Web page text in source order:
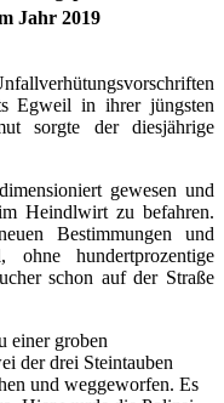
Jahr 2019
Egweil in ihrer jüngsten
sorgte der diesjährige
gewesen und
Heindlwirt zu befahren.
Bestimmungen und
hundertprozentige
schon auf der Straße
einer groben
der drei Steintauben
und weggeworfen. Es